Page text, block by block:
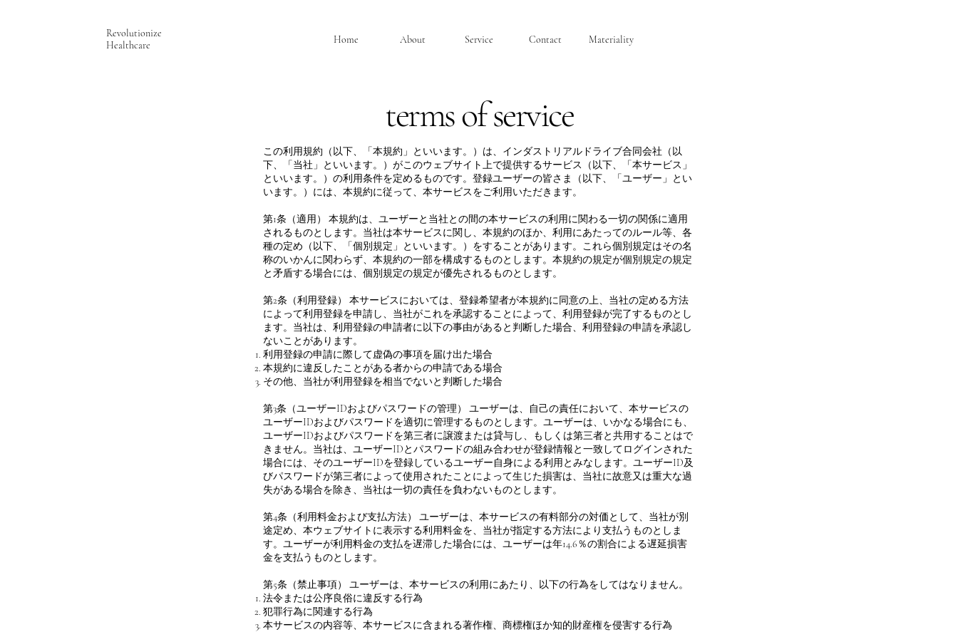
Revolutionize
Healthcare
Home About Service Contact Materiality
terms of service
この利用規約（以下、「本規約」といいます。）は、インダストリアルドライブ合同会社（以
下、「当社」といいます。）がこのウェブサイト上で提供するサービス（以下、「本サービス」
といいます。）の利用条件を定めるものです。登録ユーザーの皆さま（以下、「ユーザー」とい
います。）には、本規約に従って、本サービスをご利用いただきます。
第1条（適用） 本規約は、ユーザーと当社との間の本サービスの利用に関わる一切の関係に適用
されるものとします。当社は本サービスに関し、本規約のほか、利用にあたってのルール等、各
種の定め（以下、「個別規定」といいます。）をすることがあります。これら個別規定はその名
称のいかんに関わらず、本規約の一部を構成するものとします。本規約の規定が個別規定の規定
と矛盾する場合には、個別規定の規定が優先されるものとします。
第2条（利用登録） 本サービスにおいては、登録希望者が本規約に同意の上、当社の定める方法
によって利用登録を申請し、当社がこれを承認することによって、利用登録が完了するものとし
ます。当社は、利用登録の申請者に以下の事由があると判断した場合、利用登録の申請を承認し
ないことがあります。
利用登録の申請に際して虚偽の事項を届け出た場合
本規約に違反したことがある者からの申請である場合
その他、当社が利用登録を相当でないと判断した場合
第3条（ユーザーIDおよびパスワードの管理） ユーザーは、自己の責任において、本サービスの
ユーザーIDおよびパスワードを適切に管理するものとします。ユーザーは、いかなる場合にも、
ユーザーIDおよびパスワードを第三者に譲渡または貸与し、もしくは第三者と共用することはで
きません。当社は、ユーザーIDとパスワードの組み合わせが登録情報と一致してログインされた
場合には、そのユーザーIDを登録しているユーザー自身による利用とみなします。ユーザーID及
びパスワードが第三者によって使用されたことによって生じた損害は、当社に故意又は重大な過
失がある場合を除き、当社は一切の責任を負わないものとします。
第4条（利用料金および支払方法） ユーザーは、本サービスの有料部分の対価として、当社が別
途定め、本ウェブサイトに表示する利用料金を、当社が指定する方法により支払うものとしま
す。ユーザーが利用料金の支払を遅滞した場合には、ユーザーは年14.6％の割合による遅延損害
金を支払うものとします。
第5条（禁止事項） ユーザーは、本サービスの利用にあたり、以下の行為をしてはなりません。
法令または公序良俗に違反する行為
犯罪行為に関連する行為
本サービスの内容等、本サービスに含まれる著作権、商標権ほか知的財産権を侵害する行為